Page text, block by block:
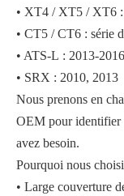
• XT4 / XT5 / XT6 :
• CT5 / CT6 : série
• ATS-L : 2013-2016
• SRX : 2010, 2013
Nous prenons en
OEM pour identifier
avez besoin.
Pourquoi nous
• Large couverture